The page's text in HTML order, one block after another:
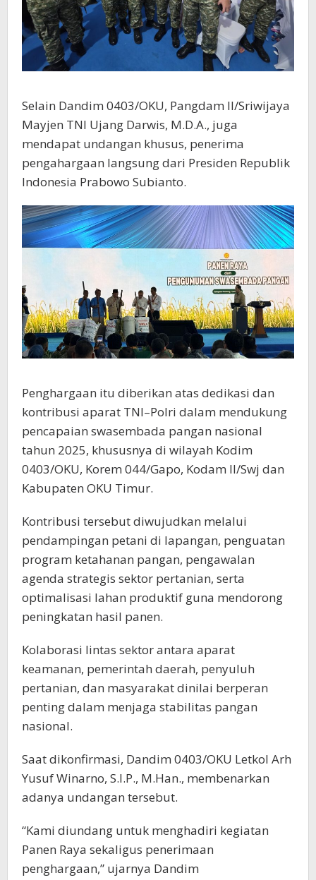
Selain Dandim 0403/OKU, Pangdam II/Sriwijaya
Mayjen TNI Ujang Darwis, M.D.A., juga
mendapat undangan khusus, penerima
pengahargaan langsung dari Presiden Republik
Indonesia Prabowo Subianto.
Penghargaan itu diberikan atas dedikasi dan
kontribusi aparat TNI–Polri dalam mendukung
pencapaian swasembada pangan nasional
tahun 2025, khususnya di wilayah Kodim
0403/OKU, Korem 044/Gapo, Kodam II/Swj dan
Kabupaten OKU Timur.
Kontribusi tersebut diwujudkan melalui
pendampingan petani di lapangan, penguatan
program ketahanan pangan, pengawalan
agenda strategis sektor pertanian, serta
optimalisasi lahan produktif guna mendorong
peningkatan hasil panen.
Kolaborasi lintas sektor antara aparat
keamanan, pemerintah daerah, penyuluh
pertanian, dan masyarakat dinilai berperan
penting dalam menjaga stabilitas pangan
nasional.
Saat dikonfirmasi, Dandim 0403/OKU Letkol Arh
Yusuf Winarno, S.I.P., M.Han., membenarkan
adanya undangan tersebut.
“Kami diundang untuk menghadiri kegiatan
Panen Raya sekaligus penerimaan
penghargaan,” ujarnya Dandim